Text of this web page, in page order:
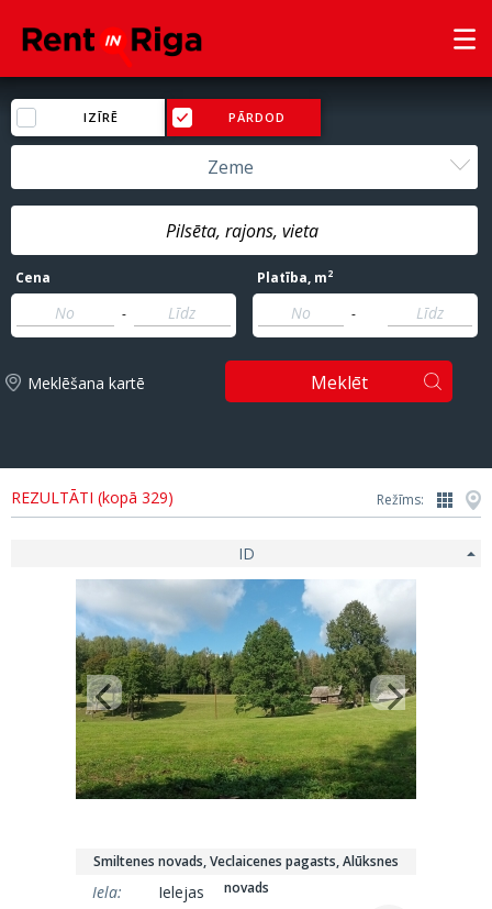
IZĪRĒ PĀRDOD
Zeme
Cena
-
Platība, m2
-
Meklēšana kartē Meklēt
REZULTĀTI (kopā 329) Režīms:
ID
Smiltenes novads, Veclaicenes pagasts, Alūksnes
novads
Iela:
Ielejas